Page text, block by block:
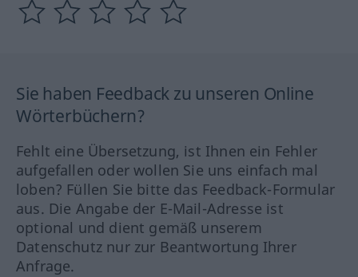
Sie haben Feedback zu unseren Online
Wörterbüchern?
Fehlt eine Übersetzung, ist Ihnen ein Fehler
aufgefallen oder wollen Sie uns einfach mal
loben? Füllen Sie bitte das Feedback-Formular
aus. Die Angabe der E-Mail-Adresse ist
optional und dient gemäß unserem
Datenschutz nur zur Beantwortung Ihrer
Anfrage.